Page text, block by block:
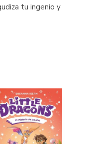
tu ingenio y